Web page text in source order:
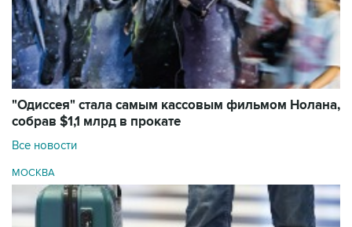
"Одиссея" стала самым кассовым фильмом Нолана,
собрав $1,1 млрд в прокате
Все новости
МОСКВА